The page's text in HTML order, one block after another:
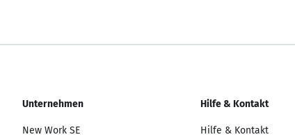
Unternehmen
New Work SE
Hilfe & Kontakt
Hilfe & Kontakt